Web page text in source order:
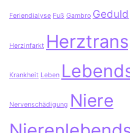
Feriendialyse Fuß Gambro Geduld
Herzinfarkt
Krankheit Leben
Nervenschädigung Niere